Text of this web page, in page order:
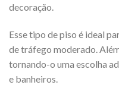
decoração.
Esse tipo de piso é ideal
de tráfego moderado.
tornando-o uma escolha
e banheiros.